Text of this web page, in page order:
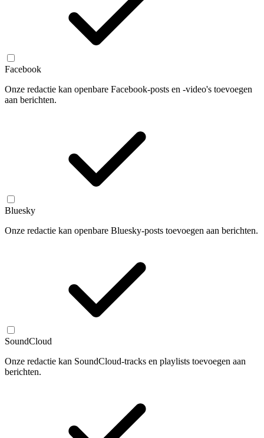
Facebook
Onze redactie kan openbare Facebook-posts en -video's toevoegen
aan berichten.
Bluesky
Onze redactie kan openbare Bluesky-posts toevoegen aan berichten.
SoundCloud
Onze redactie kan SoundCloud-tracks en playlists toevoegen aan
berichten.